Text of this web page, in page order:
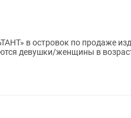
в островок по продаже
девушки/женщины в